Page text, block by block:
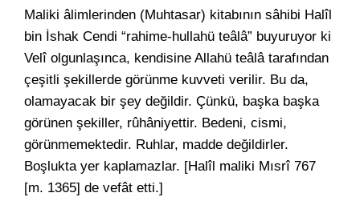
Maliki âlimlerinden (Muhtasar) kitabının sâhibi Halîl
bin İshak Cendi “rahime-hullahü teâlâ” buyuruyor ki
Velî olgunlaşınca, kendisine Allahü teâlâ tarafından
çeşitli şekillerde görünme kuvveti verilir. Bu da,
olamayacak bir şey değildir. Çünkü, başka başka
görünen şekiller, rûhâniyettir. Bedeni, cismi,
görünmemektedir. Ruhlar, madde değildirler.
Boşlukta yer kaplamazlar. [Halîl maliki Mısrî 767
[m. 1365] de vefât etti.]